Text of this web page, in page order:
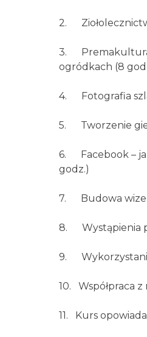
2.
3. Premakultura
ogródkach (8
4. Fotografia
5. Tworzenie
6. Facebook –
godz.)
7. Budowa
8. Wystąpienia
9.
10. Współpraca
11. Kurs